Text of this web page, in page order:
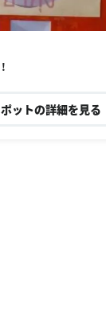
ットの詳細を見る